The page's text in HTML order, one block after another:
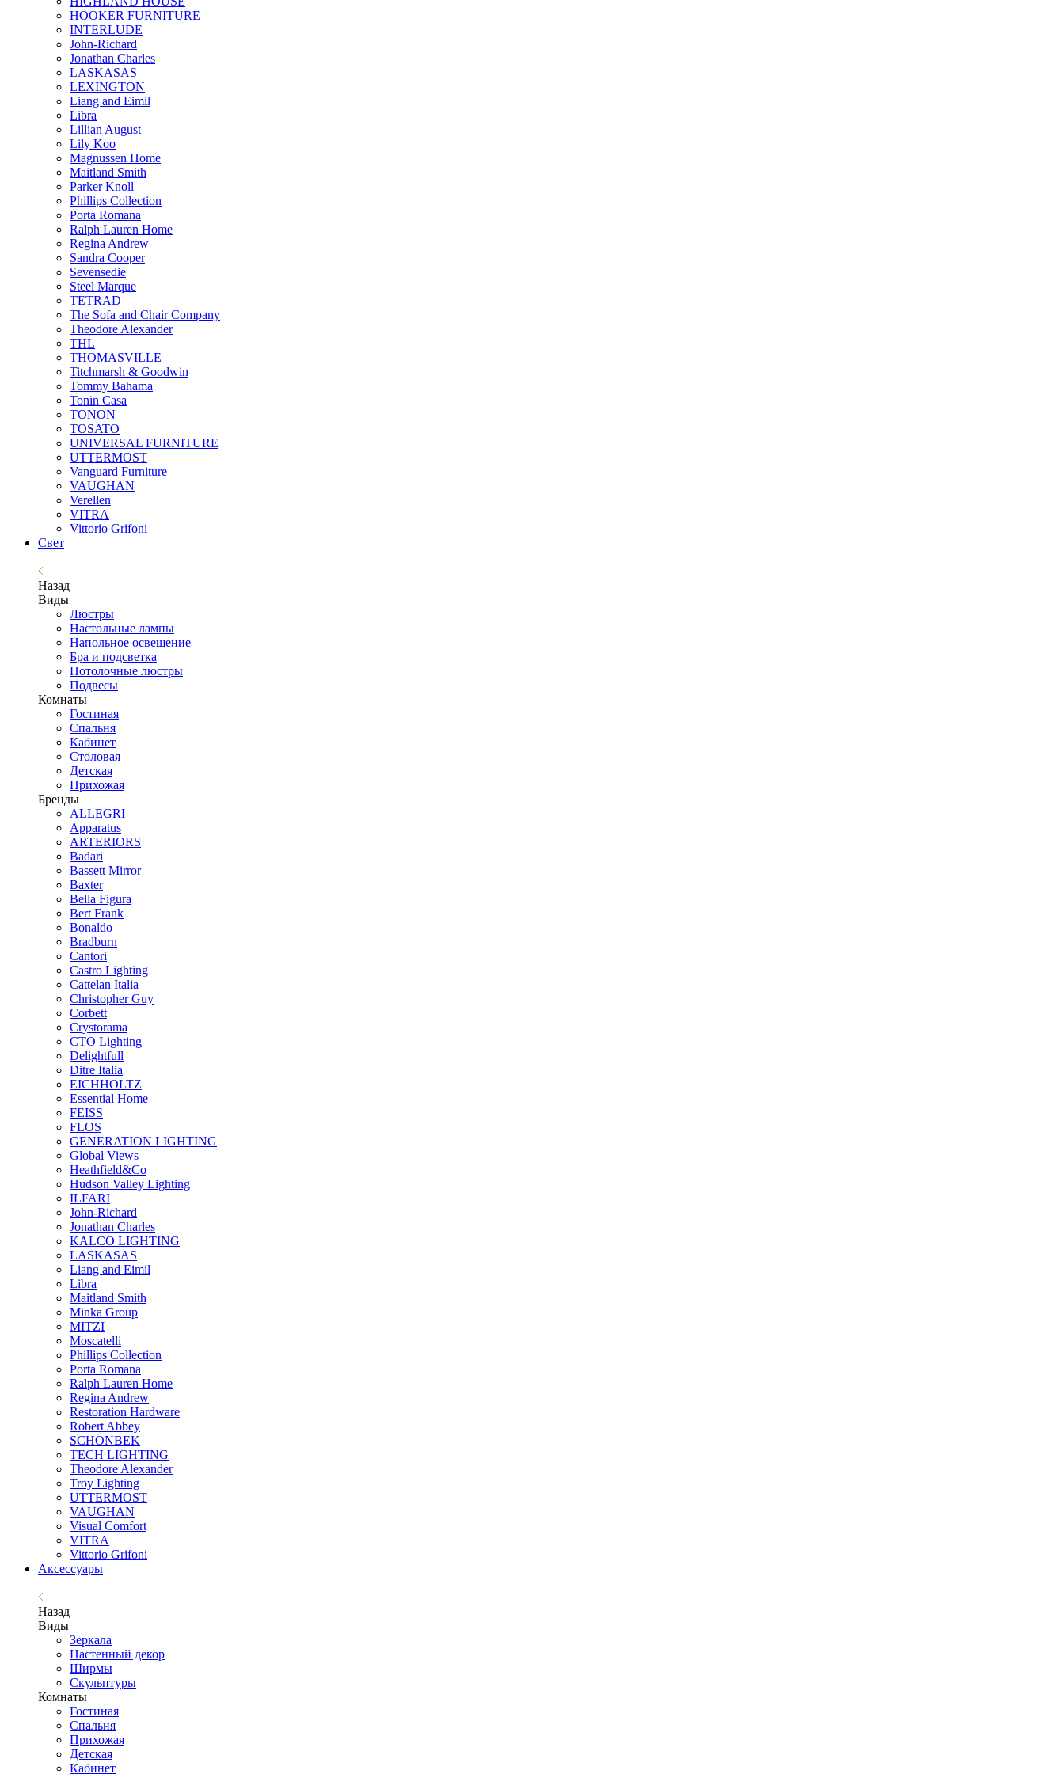
HOOKER FURNITURE
INTERLUDE
John-Richard
Jonathan Charles
LASKASAS
LEXINGTON
Liang and Eimil
Libra
Lillian August
Lily Koo
Magnussen Home
Maitland Smith
Parker Knoll
Phillips Collection
Porta Romana
Ralph Lauren Home
Regina Andrew
Sandra Cooper
Sevensedie
Steel Marque
TETRAD
The Sofa and Chair Company
Theodore Alexander
THL
THOMASVILLE
Titchmarsh & Goodwin
Tommy Bahama
Tonin Casa
TONON
TOSATO
UNIVERSAL FURNITURE
UTTERMOST
Vanguard Furniture
VAUGHAN
Verellen
VITRA
Vittorio Grifoni
Свет
Назад
Виды
Люстры
Настольные лампы
Напольное освещение
Бра и подсветка
Потолочные люстры
Подвесы
Комнаты
Гостиная
Спальня
Кабинет
Столовая
Детская
Прихожая
Бренды
ALLEGRI
Apparatus
ARTERIORS
Badari
Bassett Mirror
Baxter
Bella Figura
Bert Frank
Bonaldo
Bradburn
Cantori
Castro Lighting
Cattelan Italia
Christopher Guy
Corbett
Crystorama
CTO Lighting
Delightfull
Ditre Italia
EICHHOLTZ
Essential Home
FEISS
FLOS
GENERATION LIGHTING
Global Views
Heathfield&Co
Hudson Valley Lighting
ILFARI
John-Richard
Jonathan Charles
KALCO LIGHTING
LASKASAS
Liang and Eimil
Libra
Maitland Smith
Minka Group
MITZI
Moscatelli
Phillips Collection
Porta Romana
Ralph Lauren Home
Regina Andrew
Restoration Hardware
Robert Abbey
SCHONBEK
TECH LIGHTING
Theodore Alexander
Troy Lighting
UTTERMOST
VAUGHAN
Visual Comfort
VITRA
Vittorio Grifoni
Аксессуары
Назад
Виды
Зеркала
Настенный декор
Ширмы
Скульптуры
Комнаты
Гостиная
Спальня
Прихожая
Детская
Кабинет